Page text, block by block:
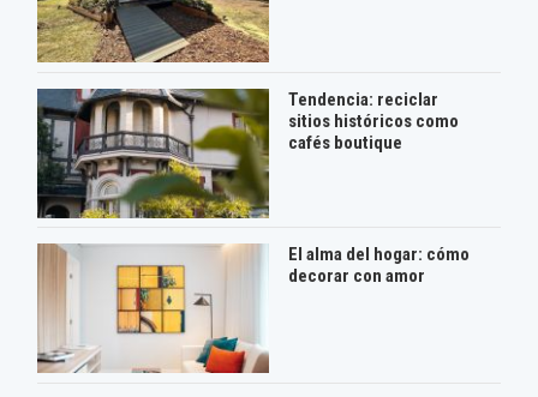
Tendencia: reciclar
sitios históricos como
cafés boutique
El alma del hogar: cómo
decorar con amor